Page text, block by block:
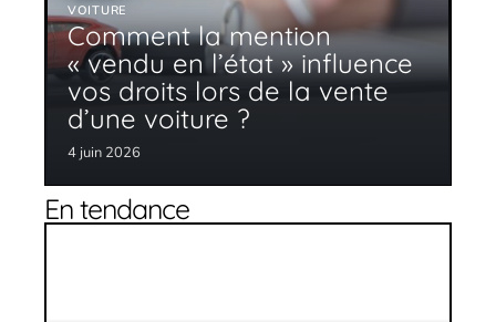
VOITURE
Comment la mention
« vendu en l’état » influence
vos droits lors de la vente
d’une voiture ?
4 juin 2026
En tendance